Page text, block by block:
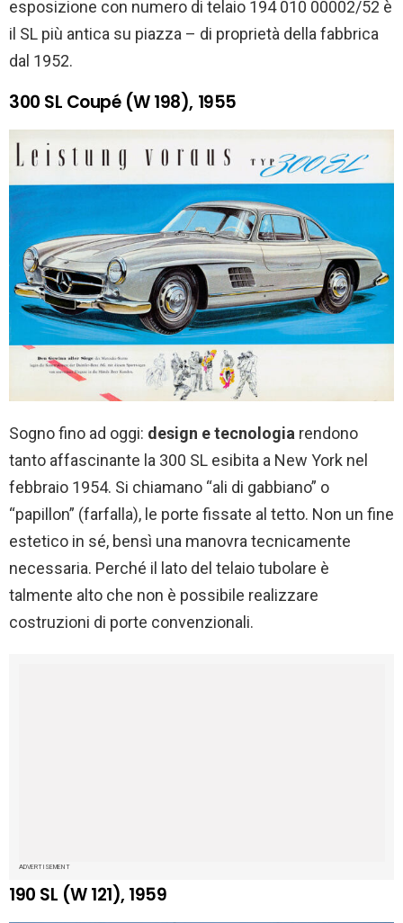
esposizione con numero di telaio 194 010 00002/52 è
il SL più antica su piazza – di proprietà della fabbrica
dal 1952.
300 SL Coupé (W 198), 1955
Sogno fino ad oggi: design e tecnologia rendono
tanto affascinante la 300 SL esibita a New York nel
febbraio 1954. Si chiamano “ali di gabbiano” o
“papillon” (farfalla), le porte fissate al tetto. Non un fine
estetico in sé, bensì una manovra tecnicamente
necessaria. Perché il lato del telaio tubolare è
talmente alto che non è possibile realizzare
costruzioni di porte convenzionali.
ADVERTISEMENT
190 SL (W 121), 1959